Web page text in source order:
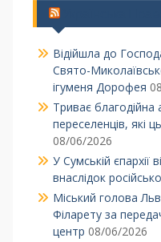
Відійшла до
Свято-
ігуменя Дорофея
Триває благодійна
переселенців, які
08/06/2026
У Сумській єпархії
внаслідок
Міський голова
Філарету за
центр 08/06/2026